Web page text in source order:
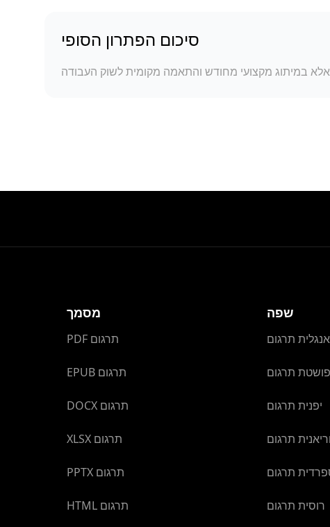
סיכום הפתרון הסופי
מסמך
PDF תרגום
EPUB תרגום
DOCX תרגום
XLSX תרגום
PPTX תרגום
HTML תרגום
שפה
אנגלית תרגום
תרגום
יפנית תרגום
תרגום
תרגום
רוסית תרגום